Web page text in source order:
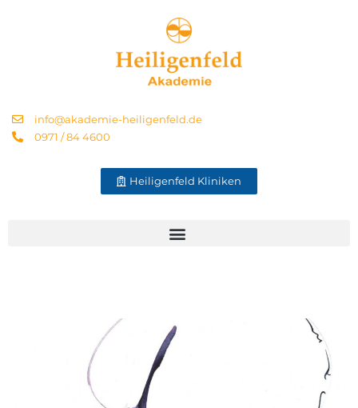
info@akademie-heiligenfeld.de
0971 / 84 4600
Heiligenfeld Kliniken